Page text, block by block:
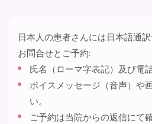
日本人の患者さんには日本語通
お問合せとご予約:
氏名（ローマ字表記）及び電
ボイスメッセージ（音声）や
い。
ご予約は当院からの返信にて